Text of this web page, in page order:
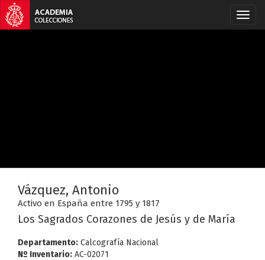
Vázquez, Antonio
Activo en España entre 1795 y 1817
Los Sagrados Corazones de Jesús y de María
Departamento: Calcografía Nacional
Nº Inventario: AC-02071